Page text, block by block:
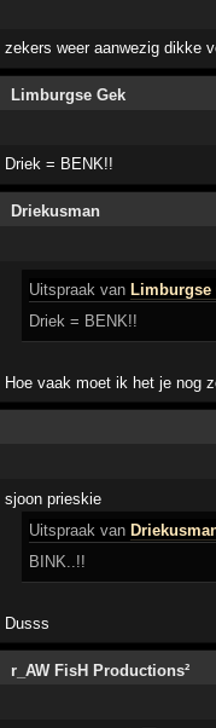
zekers weer aanwezig dikke
Limburgse Gek
Driek = BENK!!
Driekusman
Uitspraak van Limburgse
Driek = BENK!!
Hoe vaak moet ik het je nog
sjoon prieskie
Uitspraak van
BINK..!!
Dusss
r_AW FisH Productions²